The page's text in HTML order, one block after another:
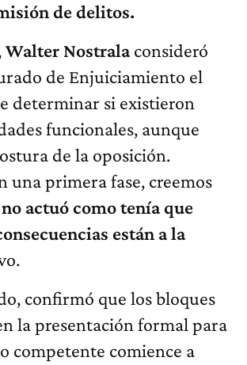
de delitos.
Walter Nostralaconsideró
de Enjuiciamiento el
determinar si existieron
funcionales, aunque
de la oposición.
una primera fase, creemos
actuó como tenía que
están a la
confirmó que los bloques
la presentación formal para
competente comience a